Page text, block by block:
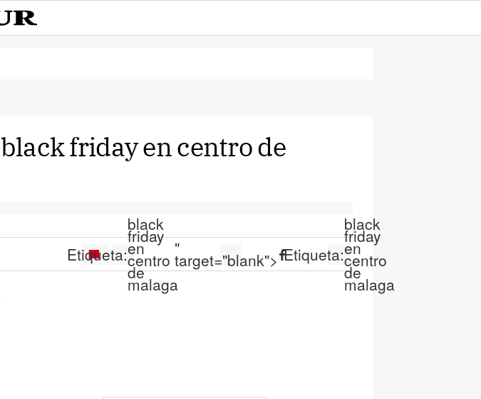
black friday en centro de
Etiqueta:
black
friday
en
centro
de
malaga
"
target="blank"> Etiqueta:
black
friday
en
centro
de
malaga